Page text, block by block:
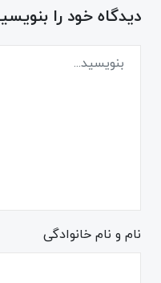
دیدگاه خود را
نام و نام خانوادگی